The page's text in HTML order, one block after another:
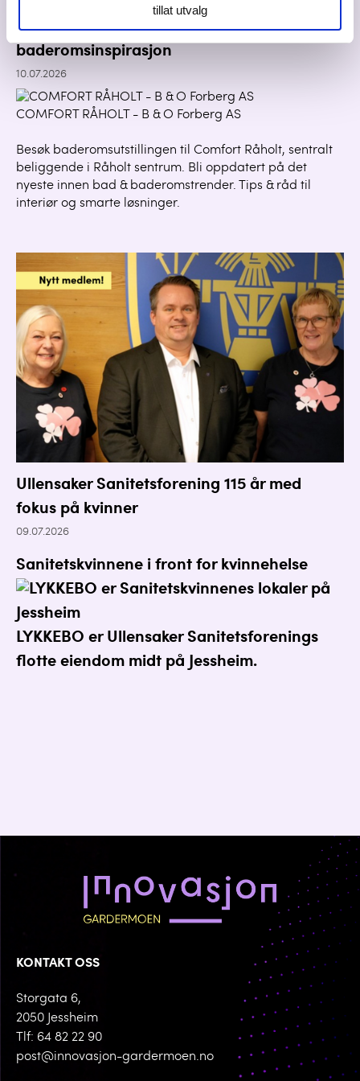
tillat utvalg
COMFORT RÅHOLT kan by på 400m2 med
baderomsinspirasjon
10.07.2026
COMFORT RÅHOLT - B & O Forberg AS
Besøk baderomsutstillingen til Comfort Råholt, sentralt
beliggende i Råholt sentrum. Bli oppdatert på det
nyeste innen bad & baderomstrender. Tips & råd til
interiør og smarte løsninger.
Ullensaker Sanitetsforening 115 år med
fokus på kvinner
09.07.2026
Sanitetskvinnene i front for kvinnehelse
LYKKEBO er Ullensaker Sanitetsforenings
flotte eiendom midt på Jessheim.
KONTAKT OSS
Storgata 6,
2050 Jessheim
Tlf: 64 82 22 90
post@innovasjon-gardermoen.no